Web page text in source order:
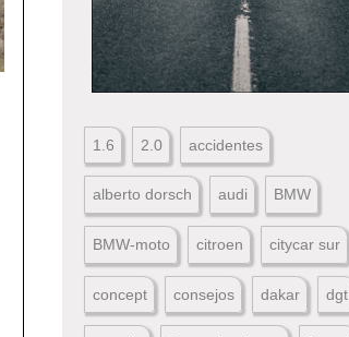
1.6 2.0 accidentes
alberto dorsch audi BMW
BMW-moto citroen citycar sur
concept consejos dakar dgt